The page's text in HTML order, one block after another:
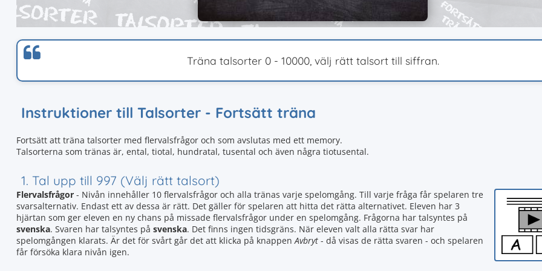
Träna talsorter 0 - 10000, välj rätt talsort till siffran.
Instruktioner till Talsorter - Fortsätt träna
Fortsätt att träna talsorter med flervalsfrågor och som avslutas med ett memory.
Talsorterna som tränas är, ental, tiotal, hundratal, tusental och även några tiotusental.
1. Tal upp till 997 (Välj rätt talsort)
Flervalsfrågor - Nivån innehåller 10 flervalsfrågor och alla tränas varje spelomgång. Till varje fråga får spelaren tre
svarsalternativ. Endast ett av dessa är rätt. Det gäller för spelaren att hitta det rätta alternativet. Eleven har 3
hjärtan som ger eleven en ny chans på missade flervalsfrågor under en spelomgång. Frågorna har talsyntes på
svenska. Svaren har talsyntes på svenska. Det finns ingen tidsgräns. När eleven valt alla rätta svar har
spelomgången klarats. Är det för svårt går det att klicka på knappenAvbryt - då visas de rätta svaren - och spelaren
får försöka klara nivån igen.